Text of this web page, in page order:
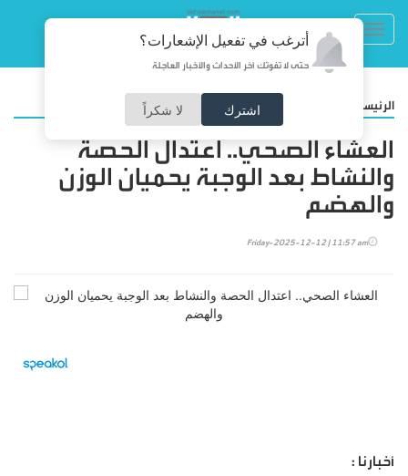
أترغب في تفعيل الإشعارات؟
حتى لا تفوتك آخر الأحداث والأخبار العاجلة
اشترك لا شكراً الرئيسية
العشاء الصحي.. اعتدال الحصة
والنشاط بعد الوجبة يحميان الوزن
والهضم
Friday-2025-12-12 | 11:57 am
أخبارنا :